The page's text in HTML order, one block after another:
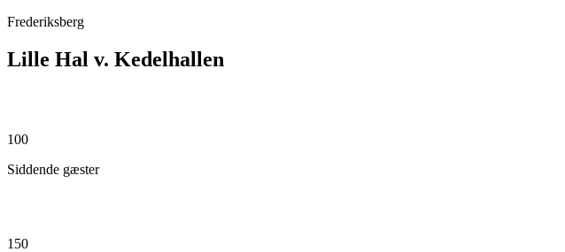
Frederiksberg
Lille Hal v. Kedelhallen
100
Siddende gæster
150